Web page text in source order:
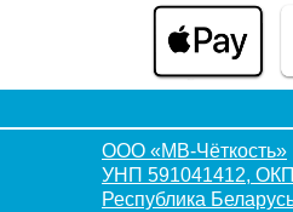
ООО «МВ-Чёткость»
УНП 591041412,
Республика